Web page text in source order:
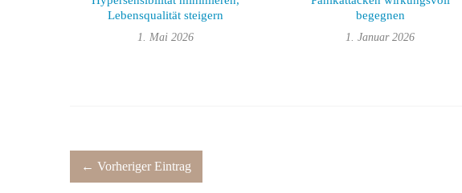
Lebensqualität steigern
1. Mai 2026
begegnen
1. Januar 2026
← Vorheriger Eintrag